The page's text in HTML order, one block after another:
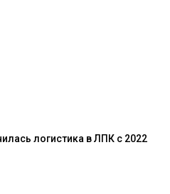
логистика в ЛПК с 2022